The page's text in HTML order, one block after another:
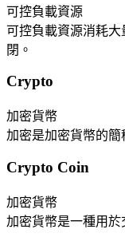
可控負載資源
可控負載資源消耗
閉。
Crypto
加密貨幣
加密是加密貨幣的簡
Crypto Coin
加密貨幣
加密貨幣是一種用於